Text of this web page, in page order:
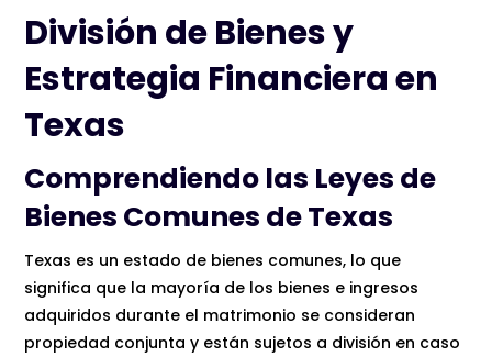
División de Bienes y
Estrategia Financiera en
Texas
Comprendiendo las Leyes de
Bienes Comunes de Texas
Texas es un estado de bienes comunes, lo que
significa que la mayoría de los bienes e ingresos
adquiridos durante el matrimonio se consideran
propiedad conjunta y están sujetos a división en caso